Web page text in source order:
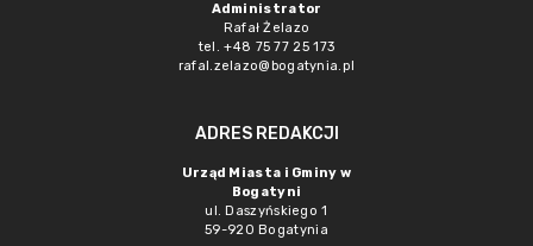
Administrator
Rafał Żelazo
tel. +48 75 77 25 173
rafal.zelazo@bogatynia.pl
ADRES REDAKCJI
Urząd Miasta i Gminy w
Bogatyni
ul. Daszyńskiego 1
59-920 Bogatynia